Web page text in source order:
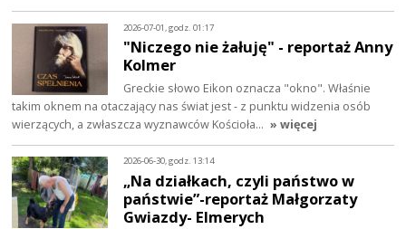
2026-07-01, godz. 01:17
"Niczego nie żałuję" - reportaż Anny
Kolmer
Greckie słowo Eikon oznacza "okno". Właśnie
takim oknem na otaczający nas świat jest - z punktu widzenia osób
wierzących, a zwłaszcza wyznawców Kościoła… » więcej
2026-06-30, godz. 13:14
„Na działkach, czyli państwo w
państwie”-reportaż Małgorzaty
Gwiazdy- Elmerych